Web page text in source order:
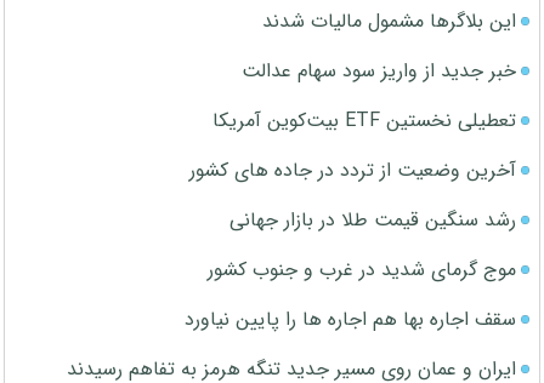
این بلاگرها مشمول مالیات شدند
خبر جدید از واریز سود سهام عدالت
تعطیلی نخستین ETF بیت‌کوین آمریکا
آخرین وضعیت از تردد در جاده های کشور
رشد سنگین قیمت طلا در بازار جهانی
موج گرمای شدید در غرب و جنوب کشور
سقف اجاره بها هم اجاره ها را پایین نیاورد
ایران و عمان روی مسیر جدید تنگه هرمز به تفاهم رسیدند